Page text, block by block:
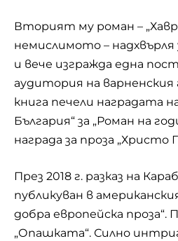
Вторият му роман –
немислимото – надхвърля
и вече изгражда една
аудитория на
книга печели наградата
България“ за „Роман на
награда за проза „Христо
През 2018 г. разказ на
публикуван в
добра европейска проза“.
„Опашката“. Силно